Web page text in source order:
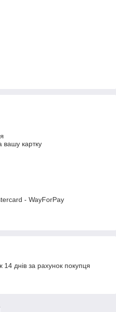
вашу картку
- WayForPay
днів за рахунок покупця